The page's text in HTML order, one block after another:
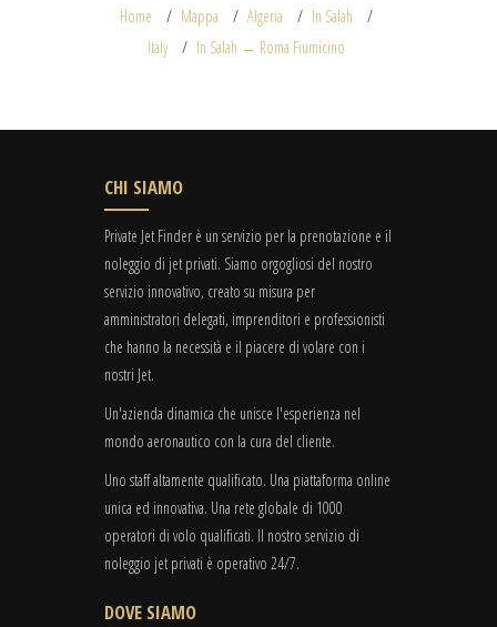
Home Mappa Algeria
In Salah
Italy
In Salah → Roma Fiumicino
CHI SIAMO
Private Jet Finder è un servizio per la prenotazione e il
noleggio di jet privati. Siamo orgogliosi del nostro
servizio innovativo, creato su misura per
amministratori delegati, imprenditori e professionisti
che hanno la necessità e il piacere di volare con i
nostri Jet.
Un'azienda dinamica che unisce l'esperienza nel
mondo aeronautico con la cura del cliente.
Uno staff altamente qualificato. Una piattaforma online
unica ed innovativa. Una rete globale di 1000
operatori di volo qualificati. Il nostro servizio di
noleggio jet privati è operativo 24/7.
DOVE SIAMO